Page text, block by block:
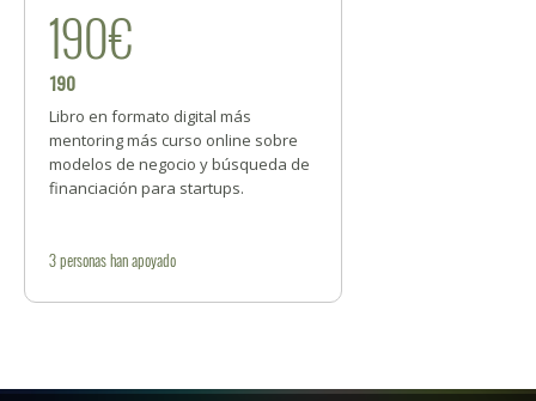
190€
190
Libro en formato digital más
mentoring más curso online sobre
modelos de negocio y búsqueda de
financiación para startups.
3personashan apoyado